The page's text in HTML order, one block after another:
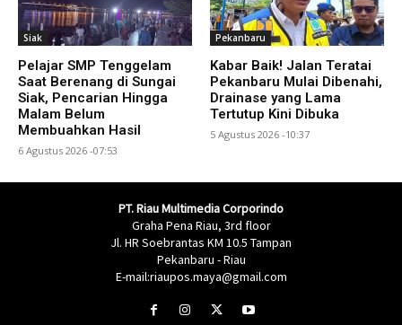
Siak
Pelajar SMP Tenggelam
Saat Berenang di Sungai
Siak, Pencarian Hingga
Malam Belum
Membuahkan Hasil
6 Agustus 2026 -07:53
Pekanbaru
Kabar Baik! Jalan Teratai
Pekanbaru Mulai Dibenahi,
Drainase yang Lama
Tertutup Kini Dibuka
5 Agustus 2026 -10:37
PT. Riau Multimedia Corporindo
Graha Pena Riau, 3rd floor
Jl. HR Soebrantas KM 10.5 Tampan
Pekanbaru - Riau
E-mail:riaupos.maya@gmail.com